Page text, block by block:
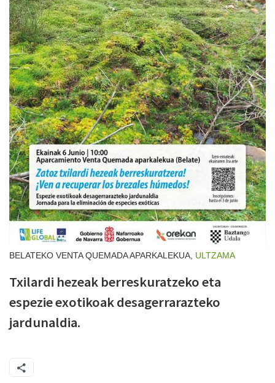
BELATEKO VENTA QUEMADA APARKALEKUA, ULTZAMA
Txilardi hezeak berreskuratzeko eta
espezie exotikoak desagerrarazteko
jardunaldia.